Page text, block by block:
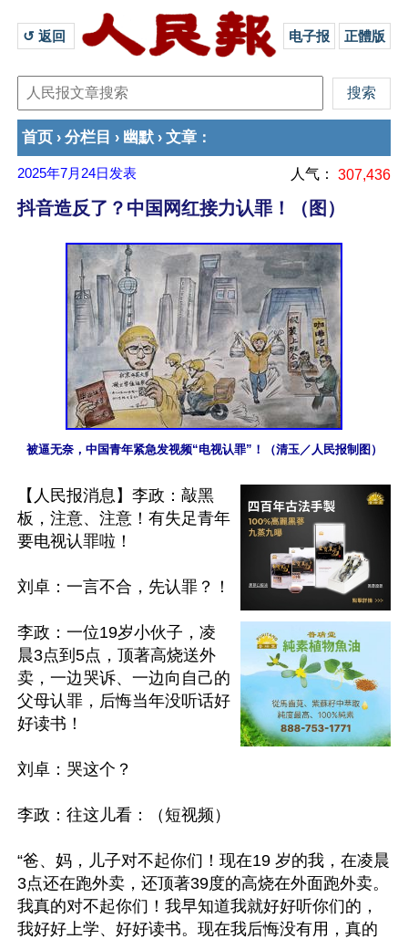
↺ 返回 电子报 正體版
首页 › 分栏目 › 幽默 › 文章 ：
2025年7月24日 发表 人气： 307,436
抖音造反了？中国网红接力认罪！（图）
被逼无奈，中国青年紧急发视频“电视认罪”！（清玉／人民报制图）
【人民报消息】李政：敲黑
板，注意、注意！有失足青年
要电视认罪啦！
刘卓：一言不合，先认罪？！
李政：一位19岁小伙子，凌
晨3点到5点，顶著高烧送外
卖，一边哭诉、一边向自己的
父母认罪，后悔当年没听话好
好读书！
刘卓：哭这个？
李政：往这儿看：（短视频）
“爸、妈，儿子对不起你们！现在19 岁的我，在凌晨
3点还在跑外卖，还顶著39度的高烧在外面跑外卖。
我真的对不起你们！我早知道我就好好听你们的，
我好好上学、好好读书。现在我后悔没有用，真的